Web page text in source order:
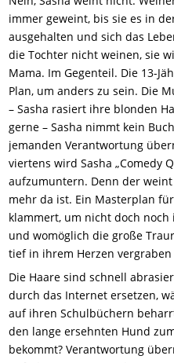
immer geweint, bis sie es in
ausgehalten und sich das
die Tochter nicht weinen, sie
Mama. Im Gegenteil. Die 13-
Plan, um anders zu sein. Die
– Sasha rasiert ihre blonden
gerne – Sasha nimmt kein
jemanden Verantwortung
viertens wird Sasha „Comedy
aufzumuntern. Denn der
mehr da ist. Ein Masterplan
klammert, um nicht doch
und womöglich die große
tief in ihrem Herzen vergraben
Die Haare sind schnell
durch das Internet ersetzen,
auf ihren Schulbüchern
den lange ersehnten Hund
bekommt? Verantwortung